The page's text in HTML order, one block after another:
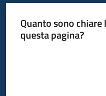
Quanto sono
questa pagina?